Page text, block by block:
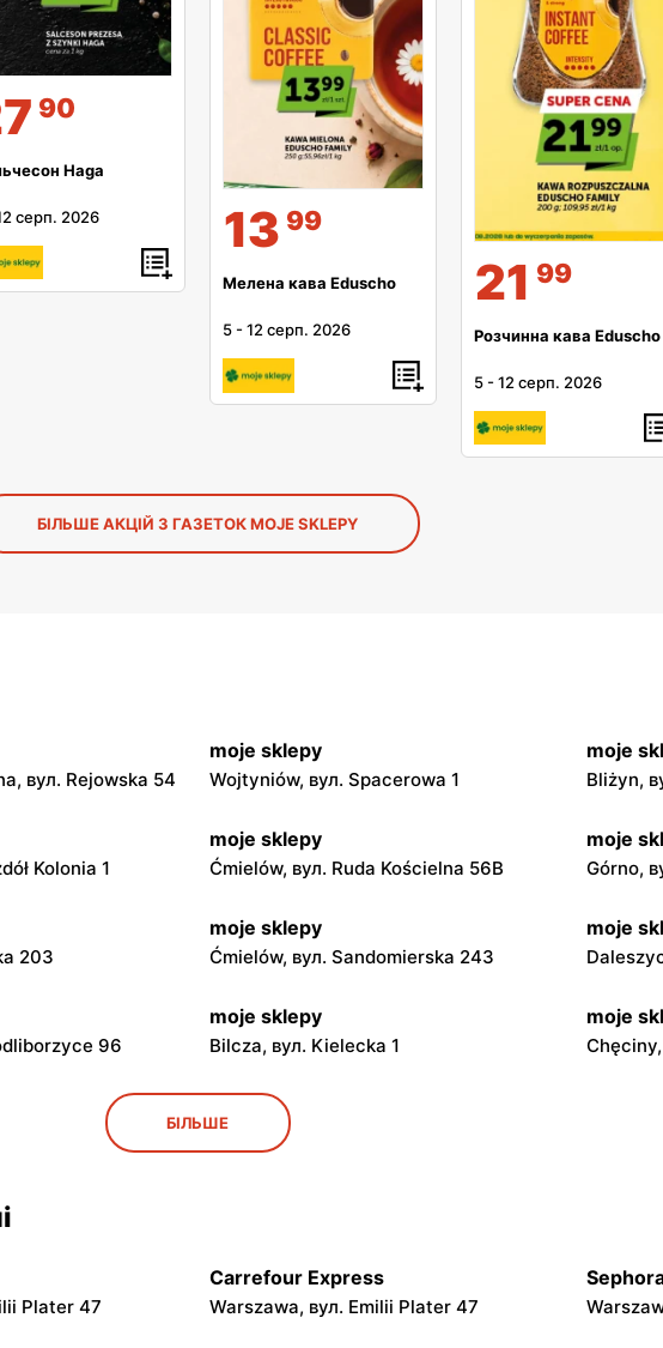
90
Haga
серп. 2026 13 99
Мелена кава Eduscho
5 -12 серп. 2026
21 99
Розчинна кава Eduscho
5 -12 серп. 2026
БІЛЬШЕ АКЦІЙ З ГАЗЕТОК MOJE SKLEPY
вул. Rejowska 54
moje sklepy
Wojtyniów, вул. Spacerowa 1
moje
Bliżyn,
Kolonia 1
moje sklepy
Ćmielów, вул. Ruda Kościelna 56B
moje
Górno,
203
moje sklepy
Ćmielów, вул. Sandomierska 243
moje
96
moje sklepy
Bilcza, вул. Kielecka 1
moje
moje sklepy
Gorzyce, вул. Szkolna 44
77
157C
moje sklepy
Iwierzyce, вул. Iwierzyce 152A
moje
Tczew,
БІЛЬШЕ
Plater 47
Carrefour Express
Warszawa, вул. Emilii Plater 47